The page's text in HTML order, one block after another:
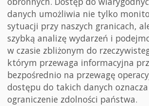
danych umożliwia nie tylko
sytuacji przy naszych granicach,
szybką analizę wydarzeń i
w czasie zbliżonym do
którym przewaga informacyjna
bezpośrednio na przewagę
dostępu do takich danych
ograniczenie zdolności państwa.